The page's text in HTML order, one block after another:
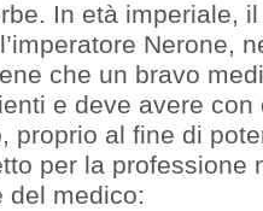
In età imperiale,
Nerone,
che un bravo
e deve avere con
proprio al fine di
per la professione
del medico: